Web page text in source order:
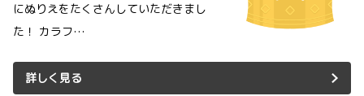
にぬりえをたくさんしていただきまし
た！ カラフ…
詳しく見る